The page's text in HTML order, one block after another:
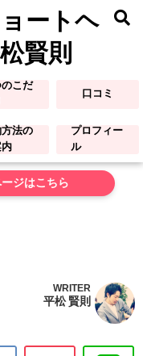
ートヘ
賢則
のこだ
口コミ
法の
内
プロフィー
ル
ジはこちら
WRITER
平松 賢則